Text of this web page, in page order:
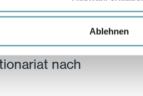
Ablehnen
nach